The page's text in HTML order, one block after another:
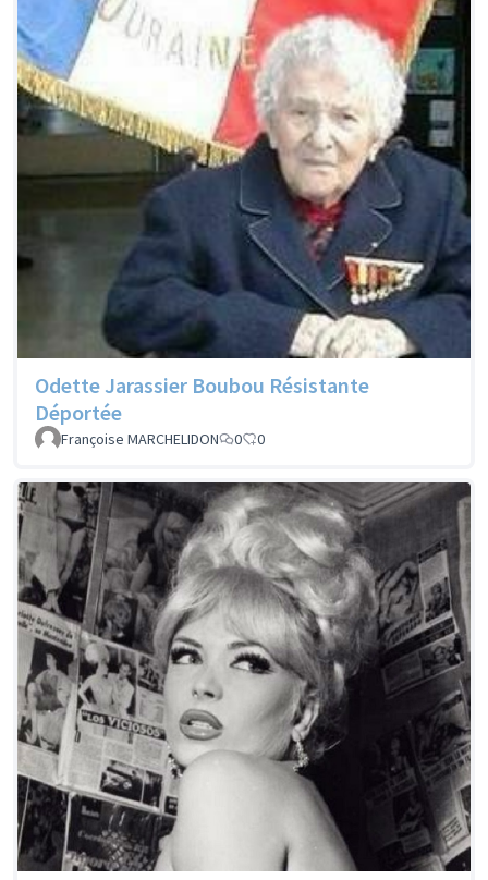
Odette Jarassier Boubou Résistante
Déportée
Françoise MARCHELIDON 0 0